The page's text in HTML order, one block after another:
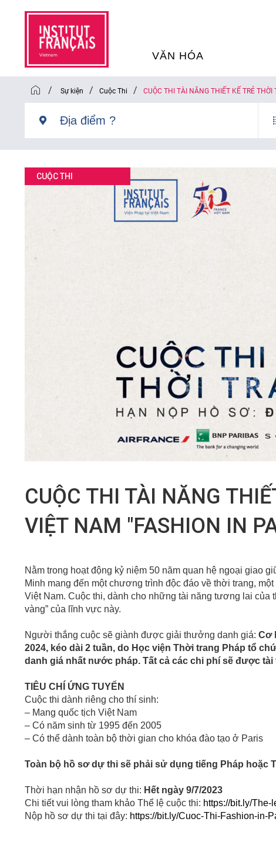
VĂN HÓA
SỰ KIỆN VĂN HÓA
CHƯƠNG TRÌNH CHIẾU PHIM
PHÁP
SÁCH VÀ THƯ TỊCH
/ Sự kiện / Cuộc Thi / CUỘC THI TÀI NĂNG THIẾT KẾ TRẺ THỜI
CUỘC THI
CUỘC THI TÀI NĂNG
VIỆT NAM "FASHION IN
Nằm trong hoạt động kỷ niệm 50 năm quan hệ ngoại giao
Minh mang đến một chương trình độc đáo về thời trang,
Việt Nam. Cuộc thi, dành cho những tài năng tương lai của
vàng” của lĩnh vực này.
Người thắng cuộc sẽ giành được giải thưởng danh giá: Cơ
2024, kéo dài 2 tuần, do Học viện Thời trang Pháp tổ
danh giá nhất nước pháp. Tất cả các chi phí sẽ được tài
TIÊU CHÍ ỨNG TUYỂN
Cuộc thi dành riêng cho thí sinh:
– Mang quốc tịch Việt Nam
– Có năm sinh từ 1995 đến 2005
– Có thể dành toàn bộ thời gian cho khóa đào tạo ở Paris
Toàn bộ hồ sơ dự thi sẽ phải sử dụng tiếng Pháp hoặc
Thời hạn nhận hồ sơ dự thi: Hết ngày 9/7/2023
Chi tiết vui lòng tham khảo Thể lệ cuộc thi: https://bit.ly/
Nộp hồ sơ dự thi tại đây: https://bit.ly/Cuoc-Thi-Fashion-in-